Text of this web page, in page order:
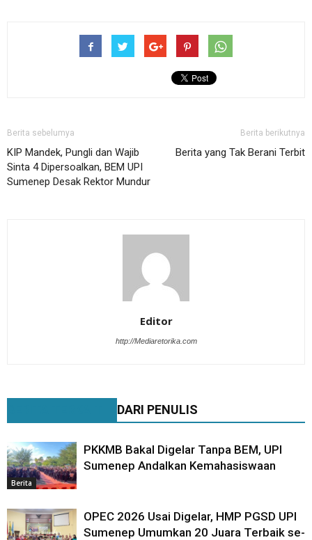
Berita sebelumya
KIP Mandek, Pungli dan Wajib
Sinta 4 Dipersoalkan, BEM UPI
Sumenep Desak Rektor Mundur
Berita berikutnya
Berita yang Tak Berani Terbit
Editor
http://Mediaretorika.com
DARI PENULIS
Berita
PKKMB Bakal Digelar Tanpa BEM, UPI
Sumenep Andalkan Kemahasiswaan
OPEC 2026 Usai Digelar, HMP PGSD UPI
Sumenep Umumkan 20 Juara Terbaik se-